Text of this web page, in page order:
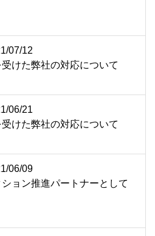
07/12
けた弊社の対応について
06/21
けた弊社の対応について
06/09
ョン推進パートナーとして